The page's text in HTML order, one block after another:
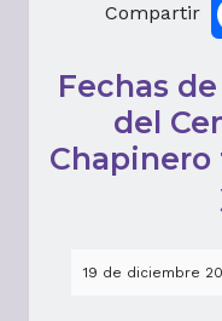
Compartir
Fechas
del
Chapinero
19 de diciembre